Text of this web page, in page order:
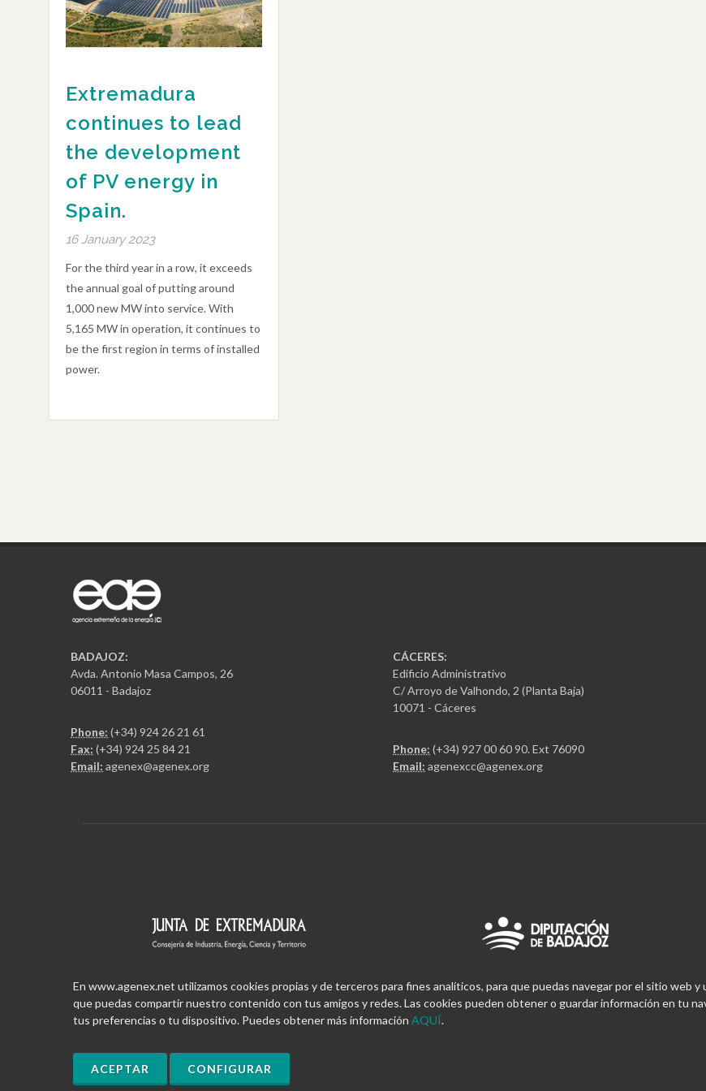
Extremadura
continues to lead
the development
of PV energy in
Spain.
16 January 2023
For the third year in a row, it exceeds
the annual goal of putting around
1,000 new MW into service. With
5,165 MW in operation, it continues to
be the first region in terms of installed
power.
BADAJOZ:
Avda. Antonio Masa Campos, 26
06011 - Badajoz
Phone: (+34) 924 26 21 61
Fax: (+34) 924 25 84 21
Email: agenex@agenex.org
CÁCERES:
Edificio Administrativo
C/ Arroyo de Valhondo, 2 (Planta Baja)
10071 - Cáceres
Phone: (+34) 927 00 60 90. Ext 76090
Email: agenexcc@agenex.org
Copyrights © 2026 | Designed and programmed by
En www.agenex.net utilizamos cookies propias y de terceros para fines analíticos, para que puedas navegar por el sitio web
que puedas compartir nuestro contenido con tus amigos y redes. Las cookies pueden obtener o guardar información en tu
tus preferencias o tu dispositivo. Puedes obtener más información AQUÍ.
ACEPTAR CONFIGURAR